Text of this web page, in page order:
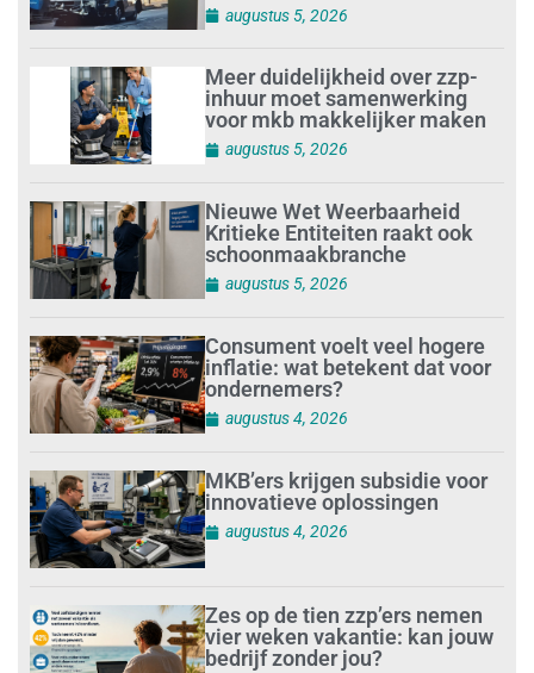
augustus 5, 2026
Meer duidelijkheid over zzp-
inhuur moet samenwerking
voor mkb makkelijker maken
augustus 5, 2026
Nieuwe Wet Weerbaarheid
Kritieke Entiteiten raakt ook
schoonmaakbranche
augustus 5, 2026
Consument voelt veel hogere
inflatie: wat betekent dat voor
ondernemers?
augustus 4, 2026
MKB’ers krijgen subsidie voor
innovatieve oplossingen
augustus 4, 2026
Zes op de tien zzp’ers nemen
vier weken vakantie: kan jouw
bedrijf zonder jou?